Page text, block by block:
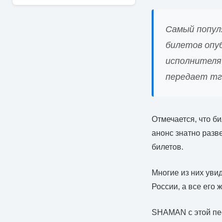
Самый
билетов
передает
Отмечается, что
анонс знатно
билетов.
Многие из них
России, а все его
SHAMAN с этой